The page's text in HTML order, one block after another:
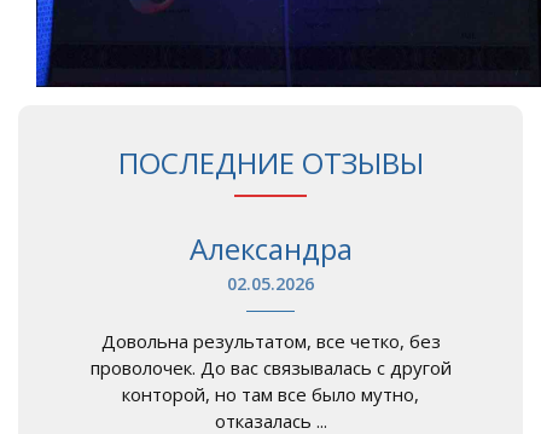
ПОСЛЕДНИЕ ОТЗЫВЫ
Александра
02.05.2026
Довольна результатом, все четко, без
проволочек. До вас связывалась с другой
конторой, но там все было мутно,
отказалась ...